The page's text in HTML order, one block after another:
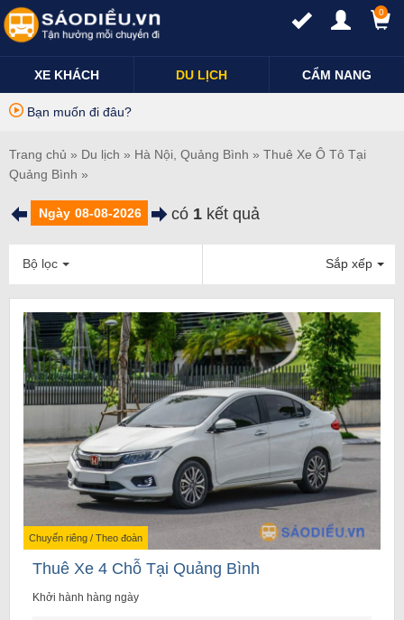
0
XE KHÁCH DU LỊCH CẨM NANG
Bạn muốn đi đâu?
Trang chủ » Du lịch » Hà Nội Quảng Bình » Thuê Xe Ô Tô Tại
Quảng Bình »
Ngày có 1 kết quả
Bộ lọc Sắp xếp
Chuyến riêng / Theo đoàn
Thuê Xe 4 Chỗ Tại Quảng Bình
Khởi hành hàng ngày